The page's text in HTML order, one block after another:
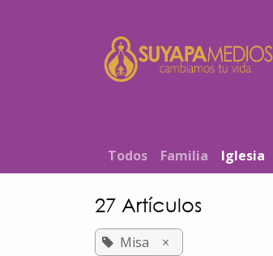
T​od​​os Familia Iglesia
27 Artículos
Misa ×